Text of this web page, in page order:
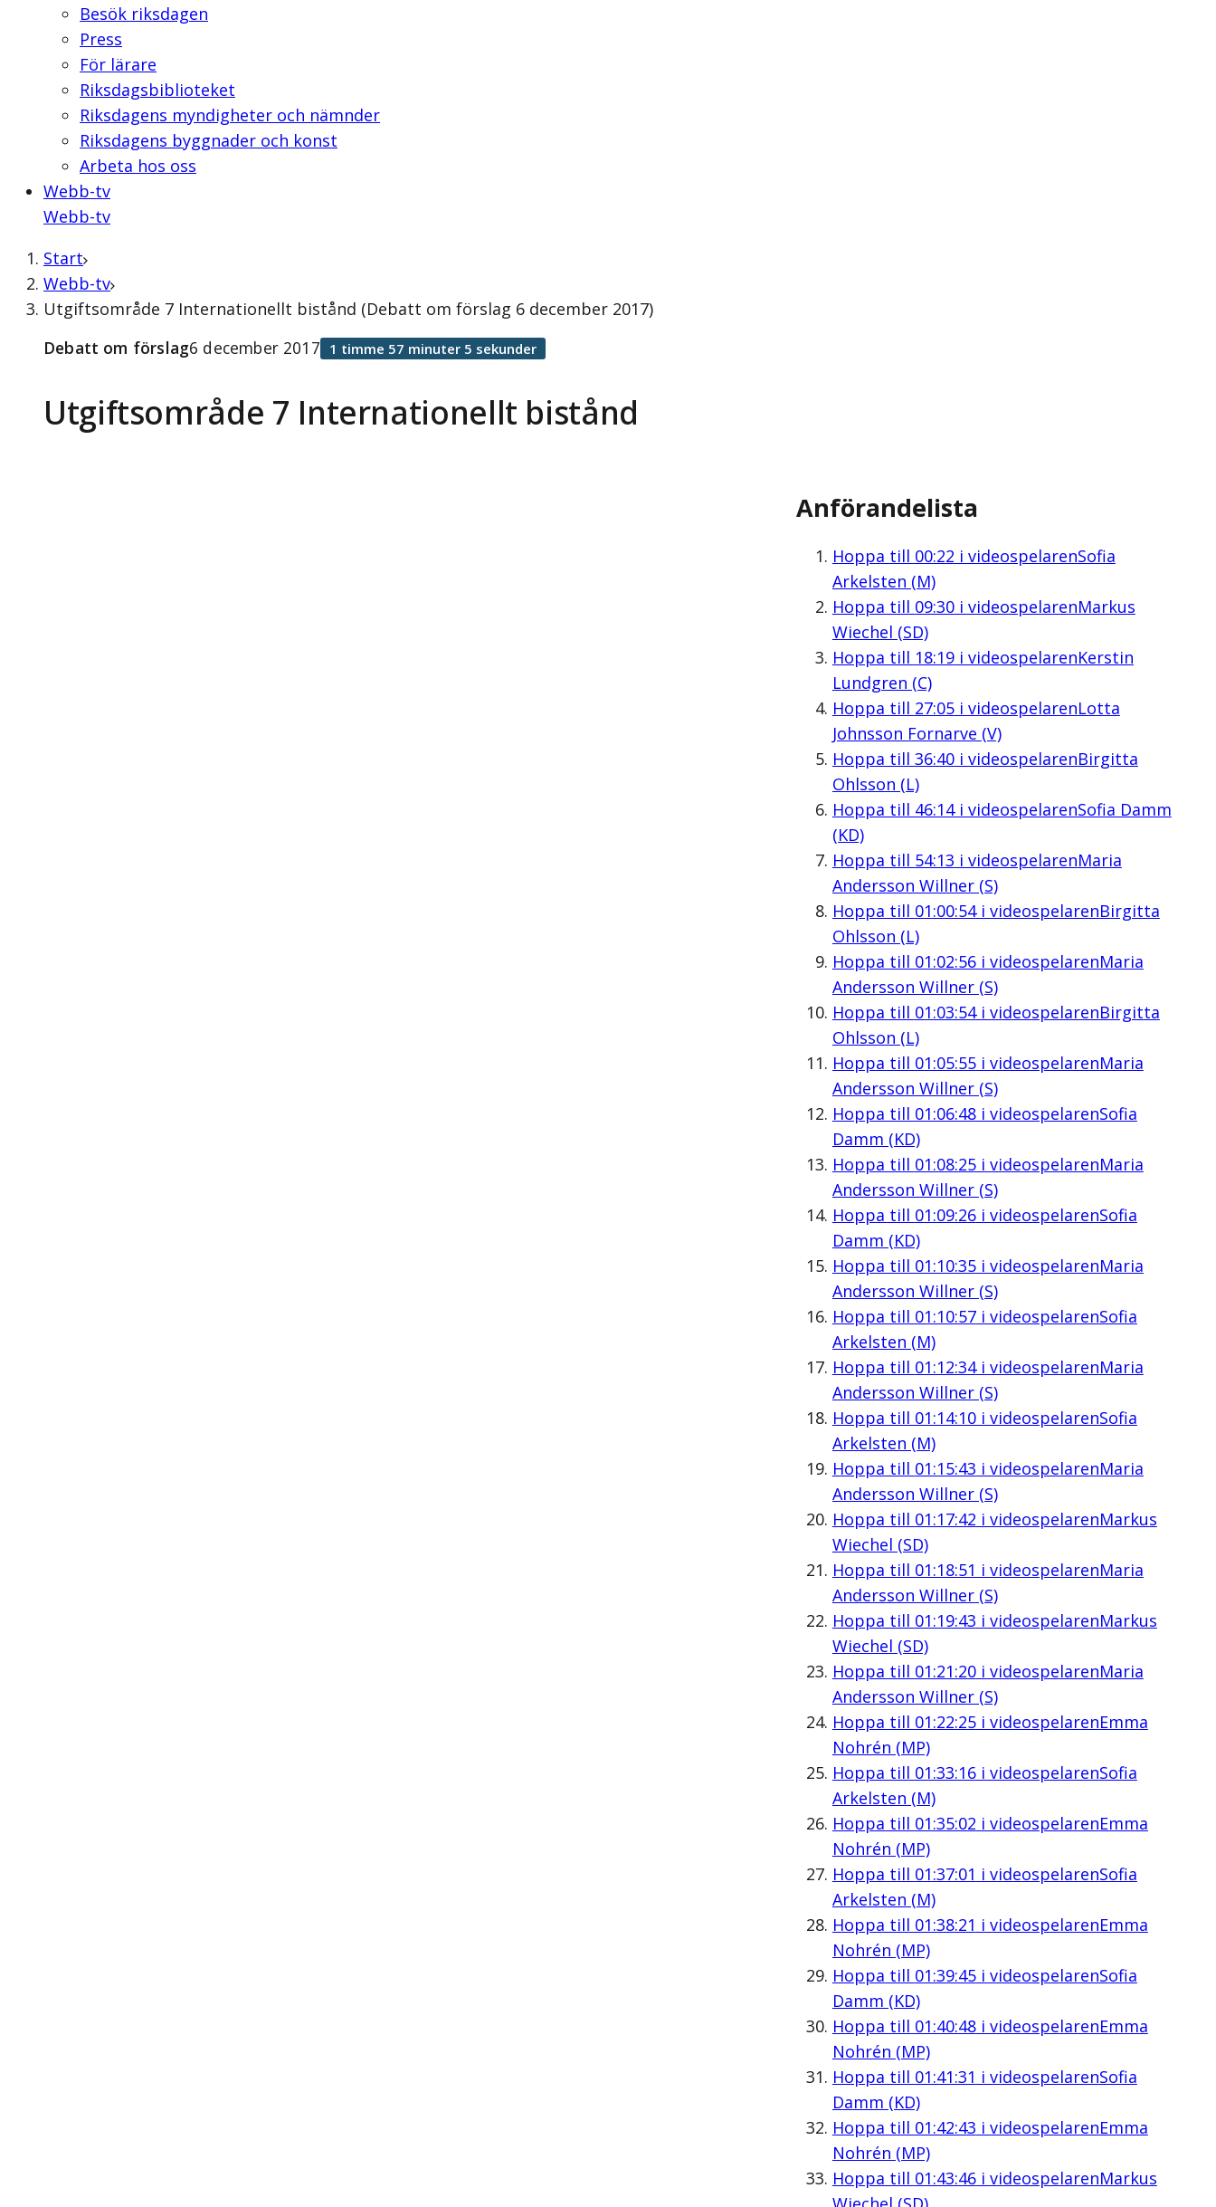
Besök riksdagen
Press
För lärare
Riksdagsbiblioteket
Riksdagens myndigheter och nämnder
Riksdagens byggnader och konst
Arbeta hos oss
Webb-tv
Webb-tv
Start
Webb-tv
Utgiftsområde 7 Internationellt bistånd (Debatt om förslag 6 december 2017)
Utgiftsområde 7 Internationellt bistånd
Debatt om förslag6 december 2017 1 timme 57 minuter 5 sekunder
Anförandelista
Hoppa till 00:22 i videospelarenSofia
Arkelsten (M)
Hoppa till 09:30i videospelarenMarkus
Wiechel (SD)
Hoppa till 18:19i videospelarenKerstin
Lundgren (C)
Hoppa till 27:05i videospelarenLotta
Johnsson Fornarve (V)
Hoppa till 36:40i videospelarenBirgitta
Ohlsson (L)
Hoppa till 46:14i videospelarenSofia Damm
(KD)
Hoppa till 54:13 i videospelarenMaria
Andersson Willner (S)
Hoppa till 01:00:54i videospelarenBirgitta
Ohlsson (L)
Hoppa till 01:02:56i videospelarenMaria
Andersson Willner (S)
Hoppa till 01:03:54i videospelarenBirgitta
Ohlsson (L)
Hoppa till 01:05:55i videospelarenMaria
Andersson Willner (S)
Hoppa till 01:06:48i videospelarenSofia
Damm (KD)
Hoppa till 01:08:25i videospelarenMaria
Andersson Willner (S)
Hoppa till 01:09:26i videospelarenSofia
Damm (KD)
Hoppa till 01:10:35i videospelarenMaria
Andersson Willner (S)
Hoppa till 01:10:57i videospelarenSofia
Arkelsten (M)
Hoppa till 01:12:34i videospelarenMaria
Andersson Willner (S)
Hoppa till 01:14:10i videospelarenSofia
Arkelsten (M)
Hoppa till 01:15:43 i videospelarenMaria
Andersson Willner (S)
Hoppa till 01:17:42 i videospelarenMarkus
Wiechel (SD)
Hoppa till 01:18:51 i videospelarenMaria
Andersson Willner (S)
Hoppa till 01:19:43 i videospelarenMarkus
Wiechel (SD)
Hoppa till 01:21:20i videospelarenMaria
Andersson Willner (S)
Hoppa till 01:22:25i videospelarenEmma
Nohrén (MP)
Hoppa till 01:33:16i videospelarenSofia
Arkelsten (M)
Hoppa till 01:35:02 i videospelarenEmma
Nohrén (MP)
Hoppa till 01:37:01 i videospelarenSofia
Arkelsten (M)
Hoppa till 01:38:21 i videospelarenEmma
Nohrén (MP)
Hoppa till 01:39:45i videospelarenSofia
Damm (KD)
Hoppa till 01:40:48i videospelarenEmma
Nohrén (MP)
Hoppa till 01:41:31 i videospelarenSofia
Damm (KD)
Hoppa till 01:42:43 i videospelarenEmma
Nohrén (MP)
Hoppa till 01:43:46i videospelarenMarkus